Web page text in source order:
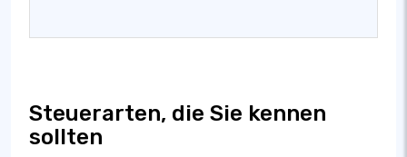
Steuerarten, die Sie kennen
sollten